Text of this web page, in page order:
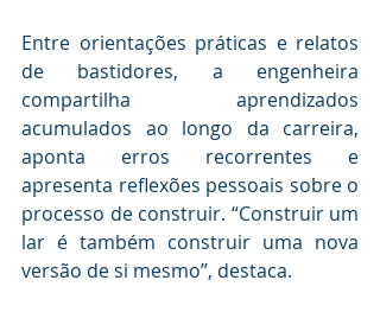
Entre orientações práticas e relatos
de bastidores, a engenheira
compartilha aprendizados
acumulados ao longo da carreira,
aponta erros recorrentes e
apresenta reflexões pessoais sobre o
processo de construir. “Construir um
lar é também construir uma nova
versão de si mesmo”, destaca.